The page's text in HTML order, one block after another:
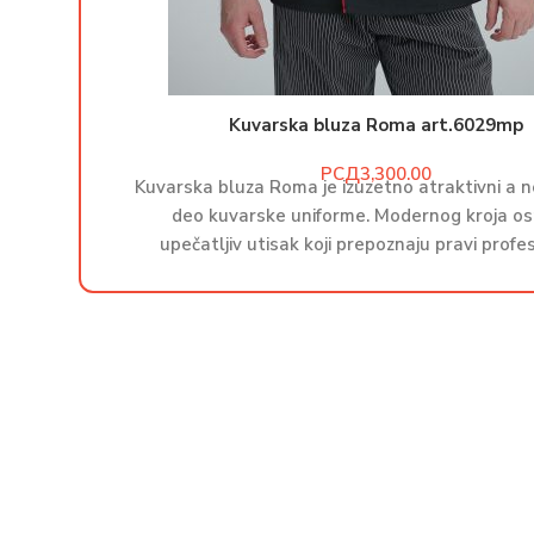
Kuvarska bluza Roma art.6029mp
РСД
Kuvarska bluza Roma je izuzetno atraktivni a
deo kuvarske uniforme. Modernog kroja
upečatljiv utisak koji prepoznaju pravi